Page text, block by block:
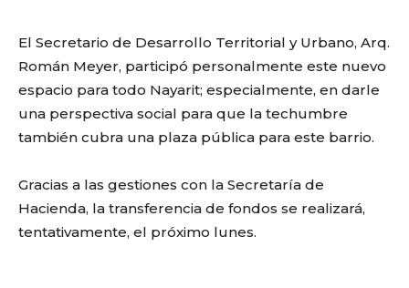
El Secretario de Desarrollo Territorial y Urbano, Arq.
Román Meyer, participó personalmente este nuevo
espacio para todo Nayarit; especialmente, en darle
una perspectiva social para que la techumbre
también cubra una plaza pública para este barrio.
Gracias a las gestiones con la Secretaría de
Hacienda, la transferencia de fondos se realizará,
tentativamente, el próximo lunes.